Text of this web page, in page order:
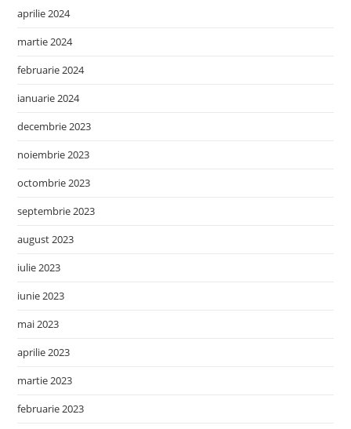
aprilie 2024
martie 2024
februarie 2024
ianuarie 2024
decembrie 2023
noiembrie 2023
octombrie 2023
septembrie 2023
august 2023
iulie 2023
iunie 2023
mai 2023
aprilie 2023
martie 2023
februarie 2023